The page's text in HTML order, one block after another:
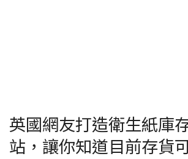
英國網友打造衛生紙庫
站，讓你知道目前存貨